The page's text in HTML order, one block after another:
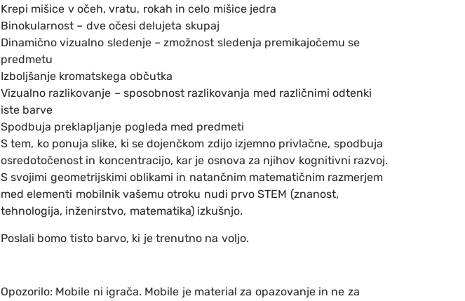
Krepi mišice v očeh, vratu, rokah in celo mišice jedra
Binokularnost – dve očesi delujeta skupaj
Dinamično vizualno sledenje – zmožnost sledenja premikajočemu se
predmetu
Izboljšanje kromatskega občutka
Vizualno razlikovanje – sposobnost razlikovanja med različnimi odtenki
iste barve
Spodbuja preklapljanje pogleda med predmeti
S tem, ko ponuja slike, ki se dojenčkom zdijo izjemno privlačne, spodbuja
osredotočenost in koncentracijo, kar je osnova za njihov kognitivni razvoj.
S svojimi geometrijskimi oblikami in natančnim matematičnim razmerjem
med elementi mobilnik vašemu otroku nudi prvo STEM (znanost,
tehnologija, inženirstvo, matematika) izkušnjo.
Poslali bomo tisto barvo, ki je trenutno na voljo.
Opozorilo: Mobile ni igrača. Mobile je material za opazovanje in ne za